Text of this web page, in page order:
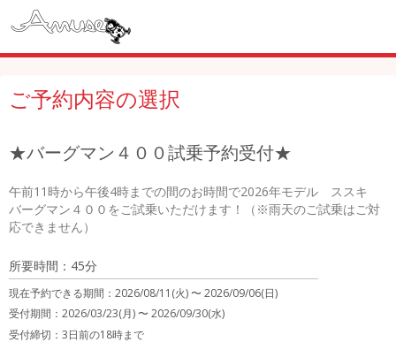
ご予約内容の選択
★バーグマン４００試乗予約受付★
午前11時から午後4時までの間のお時間で2026年モデル　ススキ
バーグマン４００をご試乗いただけます！（※雨天のご試乗はご対
応できません）
所要時間：45分
現在予約できる期間： 2026/08/11(火) 〜2026/09/06(日)
受付期間：2026/03/23(月) 〜 2026/09/30(水)
受付締切： 3日前の18時まで